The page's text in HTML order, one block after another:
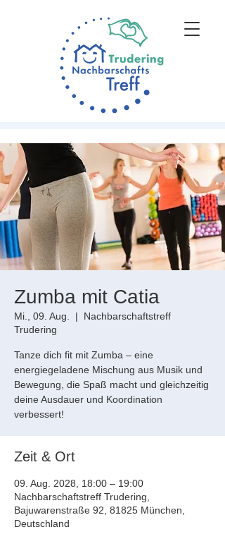
Zumba mit Catia
Mi., 09. Aug.
  |
Nachbarschaftstreff
Trudering
Tanze dich fit mit Zumba – eine
energiegeladene Mischung aus Musik und
Bewegung, die Spaß macht und gleichzeitig
deine Ausdauer und Koordination
verbessert!
Zeit & Ort
09. Aug. 2028, 18:00 – 19:00
Nachbarschaftstreff Trudering,
Bajuwarenstraße 92, 81825 München,
Deutschland